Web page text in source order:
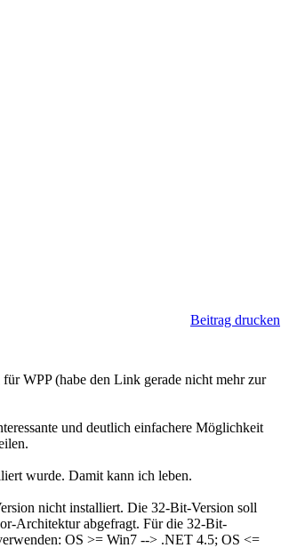
Beitrag drucken
WPP (habe den Link gerade nicht mehr zur
und deutlich einfachere Möglichkeit
wurde. Damit kann ich leben.
nicht installiert. Die 32-Bit-Version soll
Architektur abgefragt. Für die 32-Bit-
OS >= Win7 --> .NET 4.5; OS <=